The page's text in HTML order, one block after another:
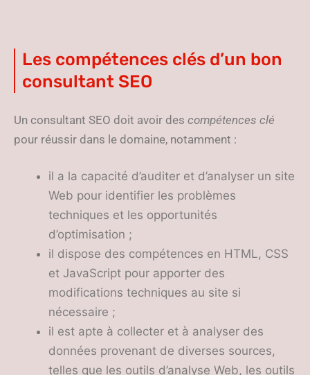
Les compétences clés d’un bon
consultant SEO
Un consultant SEO doit avoir des compétences clé
pour réussir dans le domaine, notamment :
il a la capacité d’auditer et d’analyser un site
Web pour identifier les problèmes
techniques et les opportunités
d’optimisation ;
il dispose des compétences en HTML, CSS
et JavaScript pour apporter des
modifications techniques au site si
nécessaire ;
il est apte à collecter et à analyser des
données provenant de diverses sources,
telles que les outils d’analyse Web, les outils